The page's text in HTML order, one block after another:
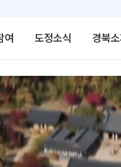
여 도정소식 경북